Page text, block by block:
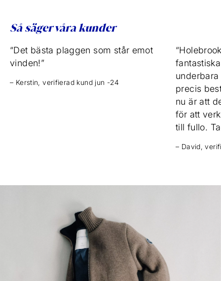
Så säger våra kunder
“Det bästa plaggen som står emot
vinden!”
– Kerstin, verifierad kund jun -24
precis
nu är att
för att
till fullo.
– David,